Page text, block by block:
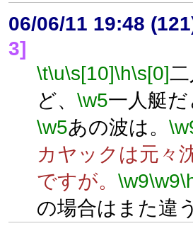
06/06/11 19:48
3]
\t\u\s[10]\h\s[0]
ど、 \w5一人艇
\w5あの波は。
カヤックは元々
ですが。 \w9\w9
の場合はまた違